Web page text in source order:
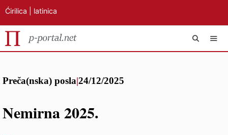
sadržaj
Ćirilica latinica
Preča(nska) posla|24/12/2025
Nemirna 2025.